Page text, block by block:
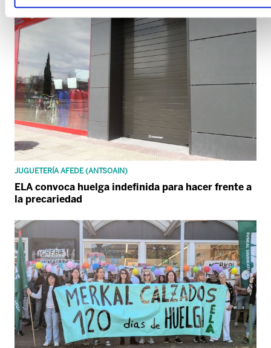
JUGUETERÍA AFEDE (ANTSOAIN)
ELA convoca huelga indefinida para hacer frente a
la precariedad